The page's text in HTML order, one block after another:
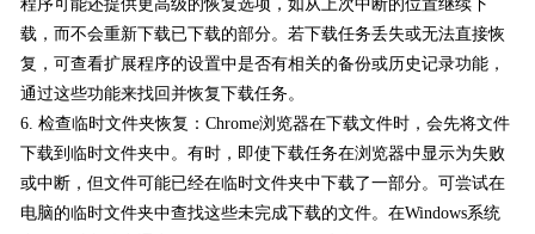
程序可能还提供更高级的恢复选项，如从上次中断的位置继续下
载，而不会重新下载已下载的部分。若下载任务丢失或无法直接恢
复，可查看扩展程序的设置中是否有相关的备份或历史记录功能，
通过这些功能来找回并恢复下载任务。
6. 检查临时文件夹恢复：Chrome浏览器在下载文件时，会先将文件
下载到临时文件夹中。有时，即使下载任务在浏览器中显示为失败
或中断，但文件可能已经在临时文件夹中下载了一部分。可尝试在
电脑的临时文件夹中查找这些未完成下载的文件。在Windows系统